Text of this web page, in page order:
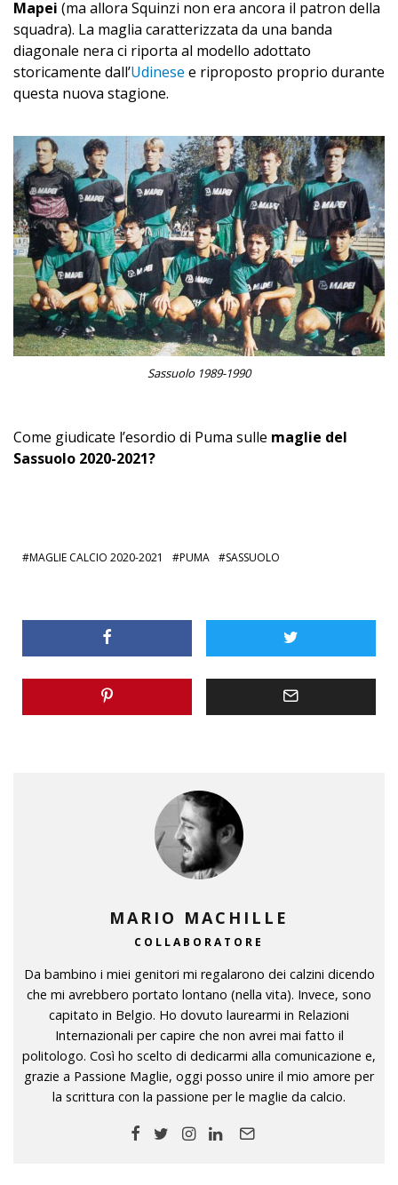
Mapei (ma allora Squinzi non era ancora il patron della
squadra). La maglia caratterizzata da una banda
diagonale nera ci riporta al modello adottato
storicamente dall’Udinese e riproposto proprio durante
questa nuova stagione.
Sassuolo 1989-1990
Come giudicate l’esordio di Puma sulle maglie del
Sassuolo 2020-2021?
MAGLIE CALCIO 2020-2021 PUMA SASSUOLO
MARIO MACHILLE
COLLABORATORE
Da bambino i miei genitori mi regalarono dei calzini dicendo
che mi avrebbero portato lontano (nella vita). Invece, sono
capitato in Belgio. Ho dovuto laurearmi in Relazioni
Internazionali per capire che non avrei mai fatto il
politologo. Così ho scelto di dedicarmi alla comunicazione e,
grazie a Passione Maglie, oggi posso unire il mio amore per
la scrittura con la passione per le maglie da calcio.